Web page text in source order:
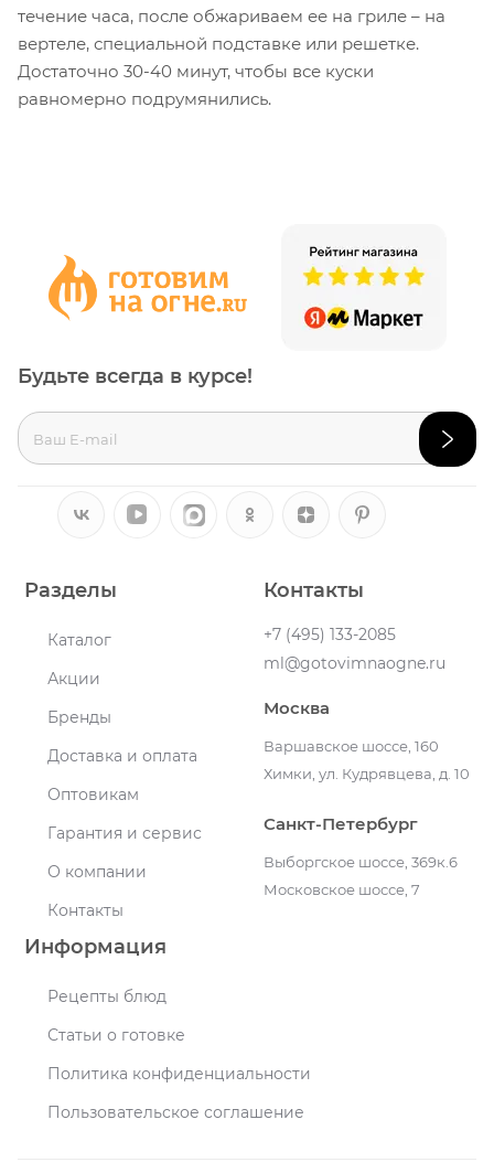
течение часа, после обжариваем ее на гриле – на
вертеле, специальной подставке или решетке.
Достаточно 30-40 минут, чтобы все куски
равномерно подрумянились.
Разделы
Каталог
Акции
Бренды
Доставка и оплата
Оптовикам
Гарантия и сервис
О компании
Контакты
Информация
Рецепты блюд
Статьи о готовке
Политика конфиденциальности
Пользовательское соглашение
Контакты
+7 (495) 133-2085
ml@gotovimnaogne.ru
Москва
Варшавское шоссе, 160
Химки, ул. Кудрявцева, д. 10
Санкт-Петербург
Выборгское шоссе, 369к.6
Московское шоссе, 7
Будьте всегда в курсе!